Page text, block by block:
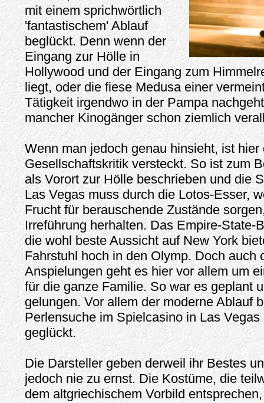
mit einem sprichwörtlich
'fantastischem' Ablauf
beglückt. Denn wenn der
Eingang zur Hölle in
Hollywood und der Eingang zum
liegt, oder die fiese Medusa einer
Tätigkeit irgendwo in der Pampa
mancher Kinogänger schon ziemlich
Wenn man jedoch genau hinsieht, ist hier
Gesellschaftskritik versteckt. So ist zum
als Vorort zur Hölle beschrieben und die
Las Vegas muss durch die Lotos-Esser,
Frucht für berauschende Zustände
Irreführung herhalten. Das Empire-State-
die wohl beste Aussicht auf New York
Fahrstuhl hoch in den Olymp. Doch auch
Anspielungen geht es hier vor allem um
für die ganze Familie. So war es geplant
gelungen. Vor allem der moderne Ablauf
Perlensuche im Spielcasino in Las
geglückt.
Die Darsteller geben derweil ihr Bestes
jedoch nie zu ernst. Die Kostüme, die
dem altgriechischem Vorbild